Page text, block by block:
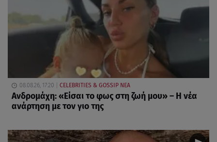
08.08.26, 17:20 CELEBRITIES & GOSSIP ΝΕΑ
Ανδρομάχη: «Είσαι το φως στη ζωή μου» – Η νέα
ανάρτηση με τον γιο της